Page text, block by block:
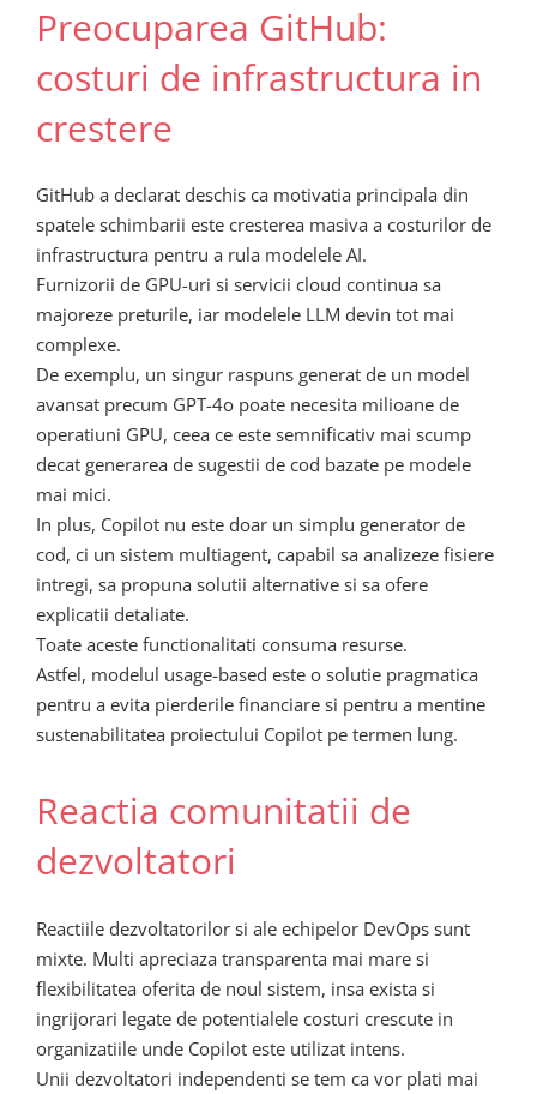
Preocuparea GitHub:
costuri de infrastructura in
crestere
GitHub a declarat deschis ca motivatia principala din
spatele schimbarii este cresterea masiva a costurilor de
infrastructura pentru a rula modelele AI.
Furnizorii de GPU-uri si servicii cloud continua sa
majoreze preturile, iar modelele LLM devin tot mai
complexe.
De exemplu, un singur raspuns generat de un model
avansat precum GPT-4o poate necesita milioane de
operatiuni GPU, ceea ce este semnificativ mai scump
decat generarea de sugestii de cod bazate pe modele
mai mici.
In plus, Copilot nu este doar un simplu generator de
cod, ci un sistem multiagent, capabil sa analizeze fisiere
intregi, sa propuna solutii alternative si sa ofere
explicatii detaliate.
Toate aceste functionalitati consuma resurse.
Astfel, modelul usage-based este o solutie pragmatica
pentru a evita pierderile financiare si pentru a mentine
sustenabilitatea proiectului Copilot pe termen lung.
Reactia comunitatii de
dezvoltatori
Reactiile dezvoltatorilor si ale echipelor DevOps sunt
mixte. Multi apreciaza transparenta mai mare si
flexibilitatea oferita de noul sistem, insa exista si
ingrijorari legate de potentialele costuri crescute in
organizatiile unde Copilot este utilizat intens.
Unii dezvoltatori independenti se tem ca vor plati mai